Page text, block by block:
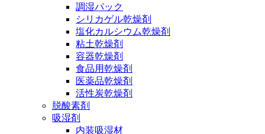
調湿パック
シリカゲル乾燥剤
塩化カルシウム乾燥剤
粘土乾燥剤
容器乾燥剤
食品用乾燥剤
医薬品乾燥剤
活性炭乾燥剤
脱酸素剤
吸湿剤
内装吸湿材